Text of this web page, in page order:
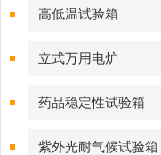
高低温试验箱
立式万用电炉
药品稳定性试验箱
紫外光耐气候试验箱